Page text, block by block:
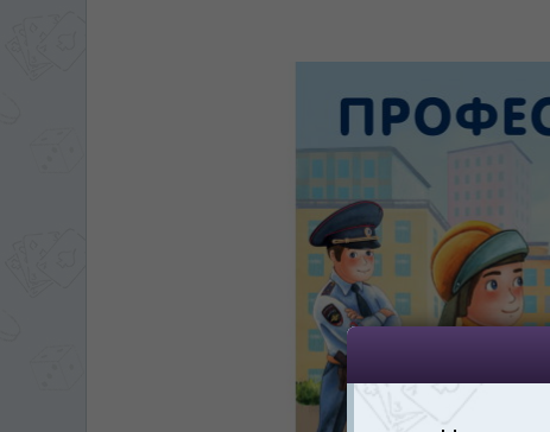
ЯЗЫК САЙТА /
На каком языке Вы хотите
În ce limbă ați dori să
Беспокоим Вас только один раз,
Vă vom deranja doar o singură dată,
Если вы хотите переключить язык
правом верхнем
Dacă doriți să schimbați limba site-ului,
dreapta sus